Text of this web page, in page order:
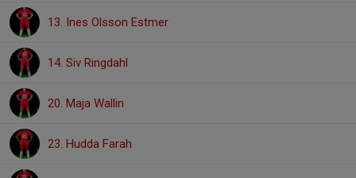
13. Ines Olsson Estmer
14. Siv Ringdahl
20. Maja Wallin
23. Hudda Farah